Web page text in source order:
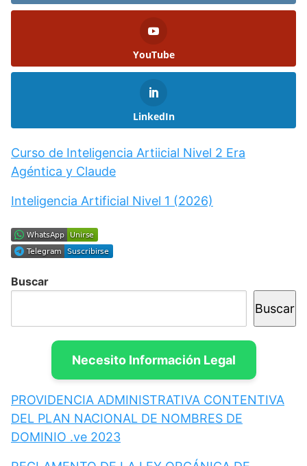
YouTube
LinkedIn
Curso de Inteligencia Artiicial Nivel 2 Era
Agéntica y Claude
Inteligencia Artificial Nivel 1 (2026)
Buscar
Buscar
Necesito Información Legal
PROVIDENCIA ADMINISTRATIVA CONTENTIVA
DEL PLAN NACIONAL DE NOMBRES DE
DOMINIO .ve 2023